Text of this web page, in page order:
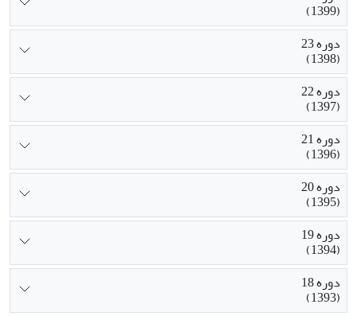
(1399)
دوره 23
(1398)
دوره 22
(1397)
دوره 21
(1396)
دوره 20
(1395)
دوره 19
(1394)
دوره 18
(1393)